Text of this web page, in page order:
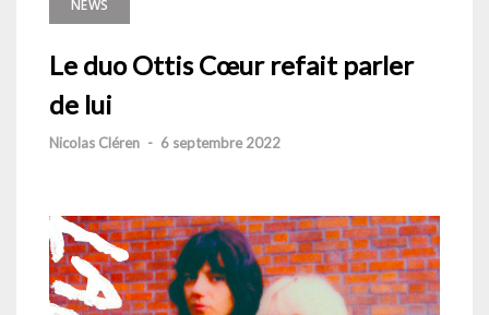
NEWS
Le duo Ottis Cœur refait parler
de lui
Nicolas Cléren - 6 septembre 2022